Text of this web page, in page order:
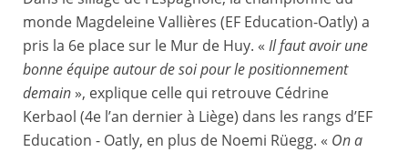
monde Magdeleine Vallières (EF Education-Oatly) a
pris la 6e place sur le Mur de Huy. « Il faut avoir une
bonne équipe autour de soi pour le positionnement
demain », explique celle qui retrouve Cédrine
Kerbaol (4e l’an dernier à Liège) dans les rangs d’EF
Education - Oatly, en plus de Noemi Rüegg. « On a